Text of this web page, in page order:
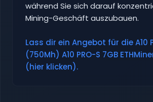
während Sie sich darauf
Mining-Geschäft auszubauen.
Lass dir ein Angebot für die A10
(750Mh) A10 PRO-S 7GB
(hier klicken).